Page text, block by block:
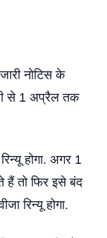
नोटिस के
से 1 अप्रैल तक
होगा. अगर 1
तो फिर इसे बंद
रिन्यू होगा.